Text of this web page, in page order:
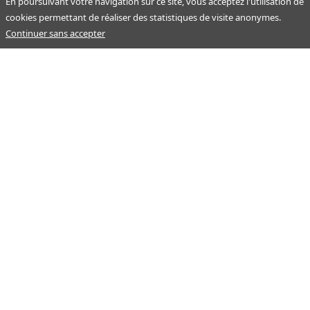
cookies permettant de réaliser des statistiques de visite anonymes.
Continuer sans accepter